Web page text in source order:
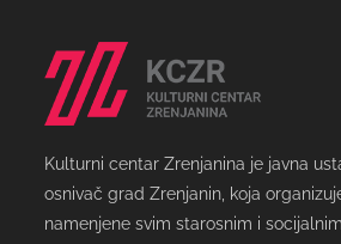
Kulturni centar Zrenjanina je javna
osnivač grad Zrenjanin, koja
namenjene svim starosnim i